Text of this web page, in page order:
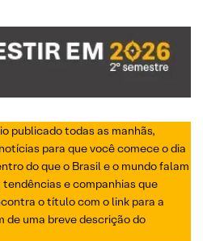
publicado todas as manhãs,
para que você comece o dia
do que o Brasil e o mundo falam
e companhias que
o título com o link para a
de uma breve descrição do